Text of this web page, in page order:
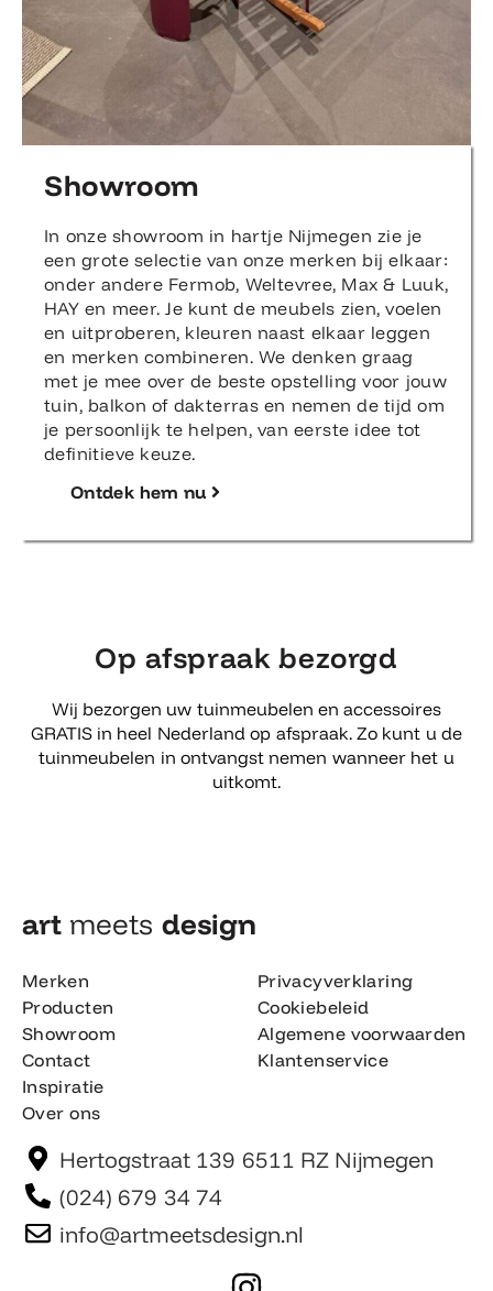
Showroom
een grote selectie van onze merken bij elkaar:
onder andere Fermob, Weltevree, Max & Luuk,
HAY en meer. Je kunt de meubels zien, voelen
en uitproberen, kleuren naast elkaar leggen
en merken combineren. We denken graag
met je mee over de beste opstelling voor jouw
tuin, balkon of dakterras en nemen de tijd om
je persoonlijk te helpen, van eerste idee tot
definitieve keuze.
Op afspraak bezorgd
GRATIS in heel Nederland op afspraak. Zo kunt u de
tuinmeubelen in ontvangst nemen wanneer het u
uitkomt.
art meets design​
Producten
Showroom
Contact
Inspiratie
Over ons
Cookiebeleid
Algemene voorwaarden
Klantenservice
(024) 679 34 74
I